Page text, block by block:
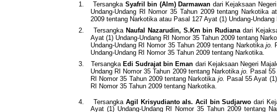
1. Tersangka Syafril bin (Alm) Darmawan dari Kejaksaan
Undang-Undang RI Nomor 35 Tahun 2009 tentang Narkotika
2009 tentang Narkotika atau Pasal 127 Ayat (1) Undang-
2.
Tersangka Naufal Nazarudin, S.Km bin Rudiana dari
Ayat (1) Undang-Undang RI Nomor 35 Tahun 2009 tentang
Undang-Undang RI Nomor 35 Tahun 2009 tentang Narkotika jo.
Undang-Undang RI Nomor 35 Tahun 2009 tentang Narkotika.
3.
Tersangka Edi Sudrajat bin Eman dari Kejaksaan Negeri
Undang RI Nomor 35 Tahun 2009 tentang Narkotika jo. Pasal
RI Nomor 35 Tahun 2009 tentang Narkotika jo. Pasal 55 Ayat
RI Nomor 35 Tahun 2009 tentang Narkotika.
4. Tersangka Agil Krisyudianto als. Acil bin Sudjarwo dari
Ayat (1) Undang-Undang RI Nomor 35 Tahun 2009 tentang